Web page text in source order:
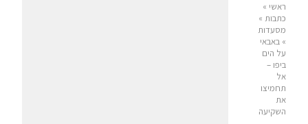
ראשי »
כתבות »
מסעדות
» באבאי
על הים
ביפו –
אל
תחמיצו
את
השקיעה